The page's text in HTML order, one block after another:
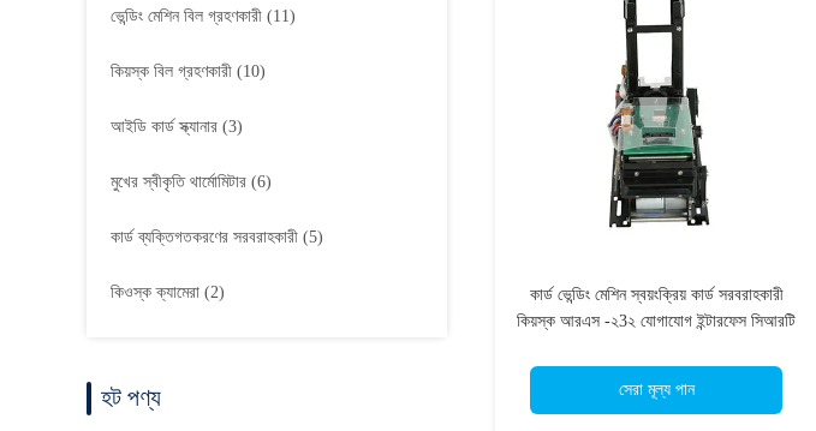
ভেন্ডিং মেশিন বিল গ্রহণকারী (11)
কিয়স্ক বিল গ্রহণকারী (10)
আইডি কার্ড স্ক্যানার (3)
মুখের স্বীকৃতি থার্মোমিটার (6)
কার্ড ব্যক্তিগতকরণের সরবরাহকারী (5)
কিওস্ক ক্যামেরা (2)
হট পণ্য
কার্ড ভেন্ডিং মেশিন স্বয়ংক্রিয় কার্ড সরবরাহকারী
কিয়স্ক আরএস -২3২ যোগাযোগ ইন্টারফেস সিআরটি
সেরা মূল্য পান